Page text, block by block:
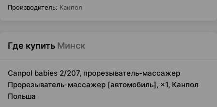
Производитель: Канпол
Где купить Минск
Canpol babies 2/207, прорезыватель-массажер
Прорезыватель-массажер [автомобиль], ×1, Канпол
Польша